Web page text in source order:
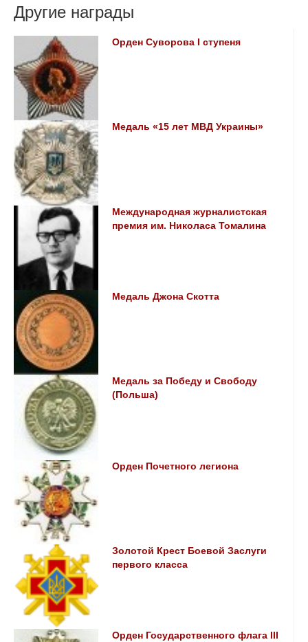
Другие награды
Орден Суворова I ступеня
Медаль «15 лет МВД Украины»
Международная журналистская
премия им. Николаса Томалина
Медаль Джона Скотта
Медаль за Победу и Свободу
(Польша)
Орден Почетного легиона
Золотой Крест Боевой Заслуги
первого класса
Орден Государственного флага III